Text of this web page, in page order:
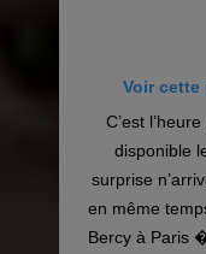
Voir
C’est
disponible
surprise
en même
Bercy à Paris